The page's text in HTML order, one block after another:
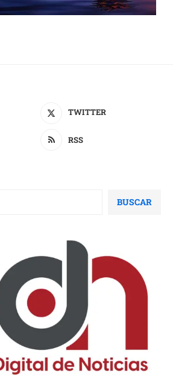
TWITTER
RSS
BUSCAR